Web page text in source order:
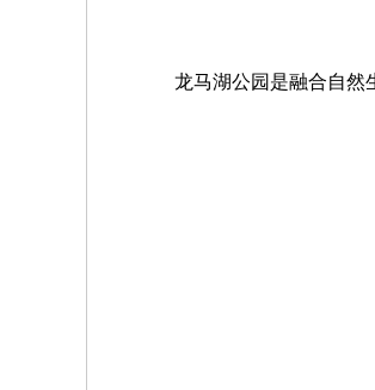
龙马湖公园是融合自然